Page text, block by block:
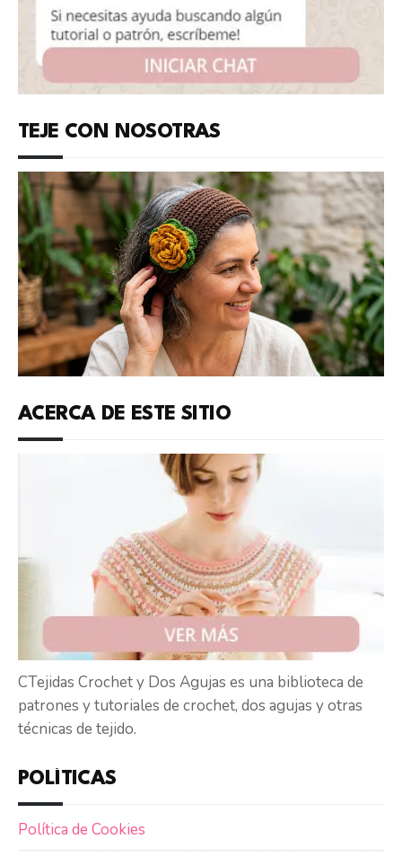
TEJE CON NOSOTRAS
ACERCA DE ESTE SITIO
CTejidas Crochet y Dos Agujas es una biblioteca de
patrones y tutoriales de crochet, dos agujas y otras
técnicas de tejido.
POLÍTICAS
Política de Cookies